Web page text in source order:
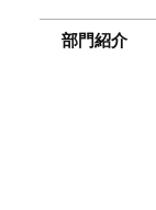
部門紹介